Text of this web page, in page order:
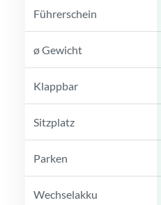
Führerschein
ø Gewicht
Klappbar
Sitzplatz
Parken
Wechselakku